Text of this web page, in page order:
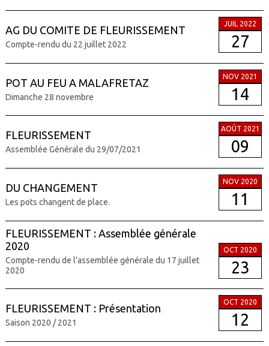
AG DU COMITE DE FLEURISSEMENT
Compte-rendu du 22 juillet 2022
JUIL 2022
27
POT AU FEU A MALAFRETAZ
Dimanche 28 novembre
NOV 2021
14
FLEURISSEMENT
Assemblée Générale du 29/07/2021
AOÛT 2021
09
DU CHANGEMENT
Les pots changent de place.
NOV 2020
11
FLEURISSEMENT : Assemblée générale
2020
Compte-rendu de l'assemblée générale du 17 juillet
2020
OCT 2020
23
FLEURISSEMENT : Présentation
Saison 2020 / 2021
OCT 2020
12